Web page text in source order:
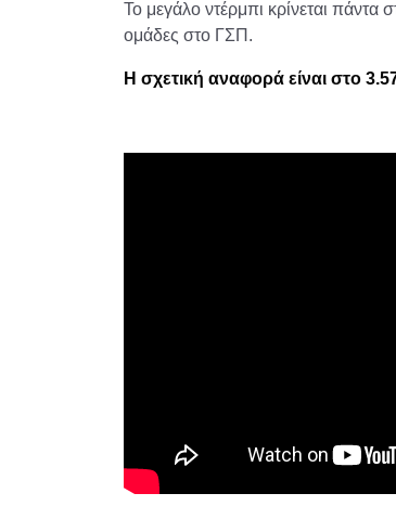
Το μεγάλο ντέρμπι κρίνεται
ομάδες στο ΓΣΠ.
H σχετική αναφορά είναι στο